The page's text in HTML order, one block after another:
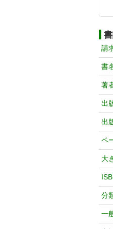
請
書
著
出
出
ペ
大
分
一